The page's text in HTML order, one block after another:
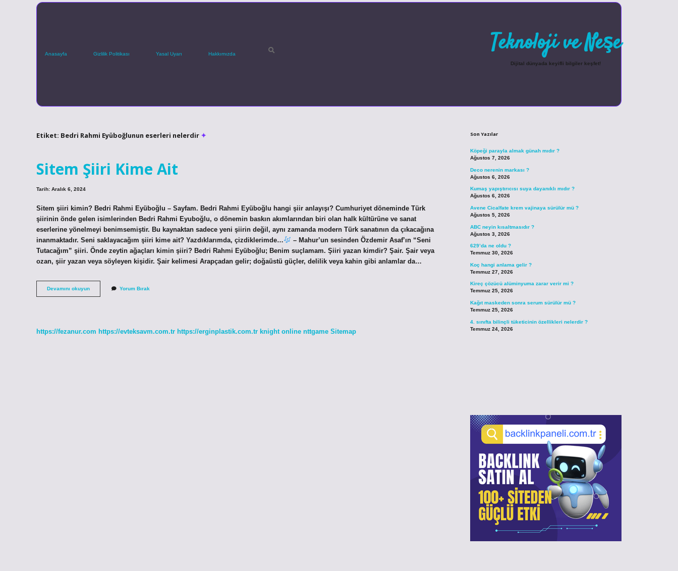
Anasayfa Gizlilik Politikası Yasal Uyarı Hakkımızda Teknoloji ve Neşe
Dijital dünyada keyifli bilgiler keşfet!
Etiket: Bedri Rahmi Eyüboğlunun eserleri nelerdir
Sitem Şiiri Kime Ait
Tarih: Aralık 6, 2024
Sitem şiiri kimin? Bedri Rahmi Eyüboğlu – Sayfam. Bedri Rahmi Eyüboğlu hangi şiir anlayışı? Cumhuriyet döneminde Türk
şiirinin önde gelen isimlerinden Bedri Rahmi Eyuboğlu, o dönemin baskın akımlarından biri olan halk kültürüne ve sanat
eserlerine yönelmeyi benimsemiştir. Bu kaynaktan sadece yeni şiirin değil, aynı zamanda modern Türk sanatının da çıkacağına
inanmaktadır. Seni saklayacağım şiiri kime ait? Yazdıklarımda, çizdiklerimde…
– Mahur’un sesinden Özdemir Asaf’ın “Seni
Tutacağım” şiiri. Önde zeytin ağaçları kimin şiiri? Bedri Rahmi Eyüboğlu; Benim suçlamam. Şiiri yazan kimdir? Şair. Şair veya
ozan, şiir yazan veya söyleyen kişidir. Şair kelimesi Arapçadan gelir; doğaüstü güçler, delilik veya kahin gibi anlamlar da…
Devamını okuyunSitem
Şiiri
Yorum Bırak
https://fezanur.com https://evteksavm.com.tr https://erginplastik.com.tr knight online nttgame Sitemap
Son Yazılar
Köpeği parayla almak günah mıdır ?
Ağustos 7, 2026
Deco nerenin markası ?
Ağustos 6, 2026
Kumaş yapıştırıcısı suya dayanıklı mıdır ?
Ağustos 6, 2026
Avene Cicalfate krem vajinaya sürülür mü ?
Ağustos 5, 2026
ABC neyin kısaltmasıdır ?
Ağustos 3, 2026
629’da ne oldu ?
Temmuz 30, 2026
Koç hangi anlama gelir ?
Temmuz 27, 2026
Kireç çözücü alüminyuma zarar verir mi ?
Temmuz 25, 2026
Kağıt maskeden sonra serum sürülür mü ?
Temmuz 25, 2026
4. sınıfta bilinçli tüketicinin özellikleri nelerdir ?
Temmuz 24, 2026